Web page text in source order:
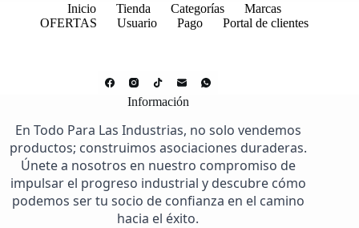
Inicio Tienda Categorías
Marcas
OFERTAS
Usuario Pago Portal de clientes
Información
En Todo Para Las Industrias, no solo vendemos
productos; construimos asociaciones duraderas.
Únete a nosotros en nuestro compromiso de
impulsar el progreso industrial y descubre cómo
podemos ser tu socio de confianza en el camino
hacia el éxito.